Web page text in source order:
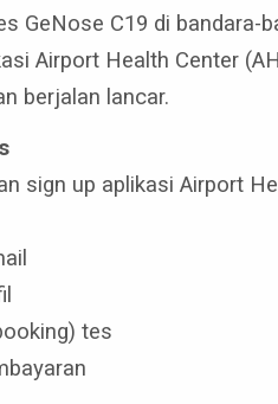
GeNose C19 di bandara-
Airport Health Center
berjalan lancar.
sign up aplikasi Airport
tes